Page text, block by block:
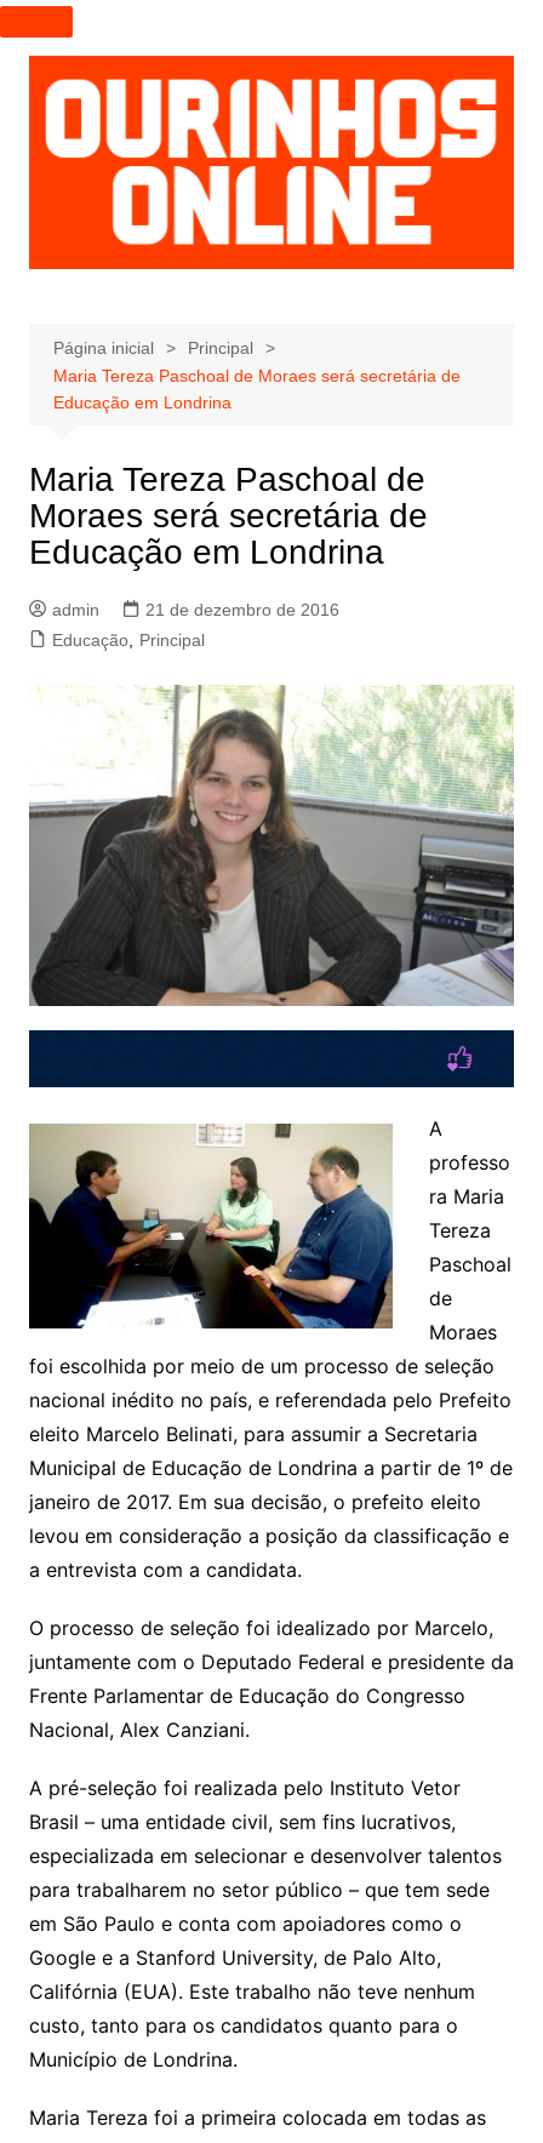
I
r
p
a
r
a
e
ú
d
Página inicial
Principal
Maria Tereza Paschoal de Moraes será secretária de
Educação em Londrina
Maria Tereza Paschoal de
Moraes será secretária de
Educação em Londrina
admin
21 de dezembro de 2016
Educação, Principal
A
professo
ra Maria
Tereza
Paschoal
de
Moraes
foi escolhida por meio de um processo de seleção
nacional inédito no país, e referendada pelo Prefeito
eleito Marcelo Belinati, para assumir a Secretaria
Municipal de Educação de Londrina a partir de 1º de
janeiro de 2017. Em sua decisão, o prefeito eleito
levou em consideração a posição da classificação e
a entrevista com a candidata.
O processo de seleção foi idealizado por Marcelo,
juntamente com o Deputado Federal e presidente da
Frente Parlamentar de Educação do Congresso
Nacional, Alex Canziani.
A pré-seleção foi realizada pelo Instituto Vetor
Brasil – uma entidade civil, sem fins lucrativos,
especializada em selecionar e desenvolver talentos
para trabalharem no setor público – que tem sede
em São Paulo e conta com apoiadores como o
Google e a Stanford University, de Palo Alto,
Califórnia (EUA). Este trabalho não teve nenhum
custo, tanto para os candidatos quanto para o
Município de Londrina.
Maria Tereza foi a primeira colocada em todas as